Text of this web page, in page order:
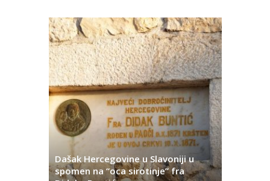
Dašak Hercegovine u Slavoniji u
spomen na “oca sirotinje” fra